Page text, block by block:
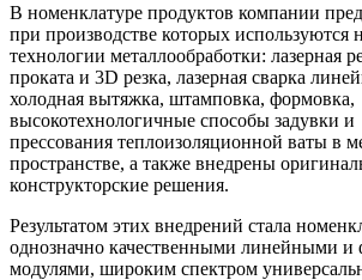
В номенклатуре продуктов компании
при производстве которых используются
технологии металлообработки: лазерная
проката и 3D резка, лазерная сварка
холодная вытяжка, штамповка, формовка,
высокотехнологичные способы задувки и
прессования теплоизоляционной ваты в
пространстве, а также внедрены
конструкторские решения.
Результатом этих внедрений стала
однозначно качественными линейными
модулями, широким спектром